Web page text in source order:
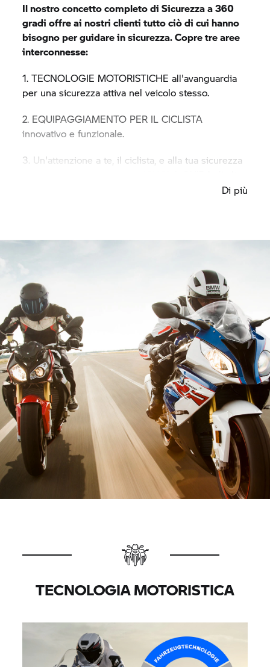
Il nostro concetto completo di Sicurezza a 360
gradi offre ai nostri clienti tutto ciò di cui hanno
bisogno per guidare in sicurezza. Copre tre aree
interconnesse:
1. TECNOLOGIE MOTORISTICHE all'avanguardia
per una sicurezza attiva nel veicolo stesso.
2. EQUIPAGGIAMENTO PER IL CICLISTA
innovativo e funzionale.
3. Un'attenzione a te, il ciclista, e alla tua sicurezza
qualità per ogni livello ed ogni tipo di terreno.Di più
TECNOLOGIA MOTORISTICA